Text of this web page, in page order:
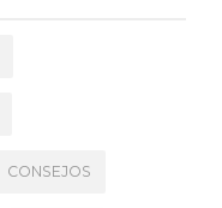
CONSEJOS